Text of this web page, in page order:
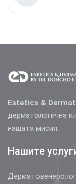
Estetics &
дерматологична
нашата мисия.
Нашите